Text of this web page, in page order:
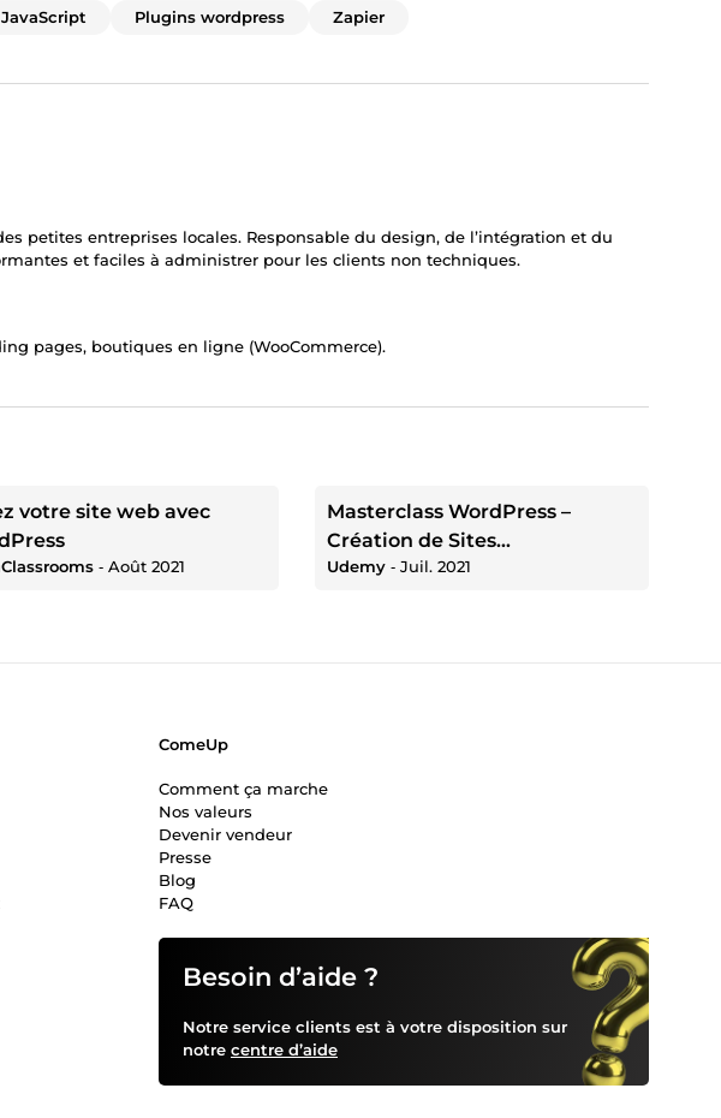
JavaScript Plugins wordpress Zapier
petites entreprises locales. Responsable du design, de l’intégration et du
et faciles à administrer pour les clients non techniques.
pages, boutiques en ligne (WooCommerce).
votre site web avec
‐ Août 2021
Masterclass WordPress –
Création de Sites
Professionnels
Udemy ‐ Juil. 2021
Besoin d’aide ?
Notre service clients est à votre disposition sur
notre centre d’aide
ComeUp
Comment ça marche
Nos valeurs
Devenir vendeur
Presse
Blog
FAQ